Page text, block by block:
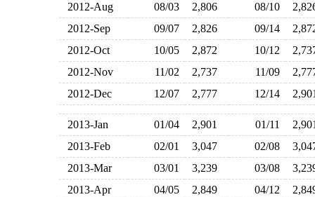
2012-Aug
08/03 2,806 08/10
2012-Sep
09/07 2,826 09/14
2012-Oct
10/05 2,872 10/12
2012-Nov
11/02 2,737 11/09
2012-Dec
12/07 2,777 12/14
2013-Jan 01/04 2,901 01/11
2013-Feb
02/01 3,047 02/08
2013-Mar
03/01 3,239 03/08
2013-Apr
04/05 2,849 04/12